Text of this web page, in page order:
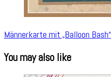
Männerkarte mit „Balloon Bash“
You may also like